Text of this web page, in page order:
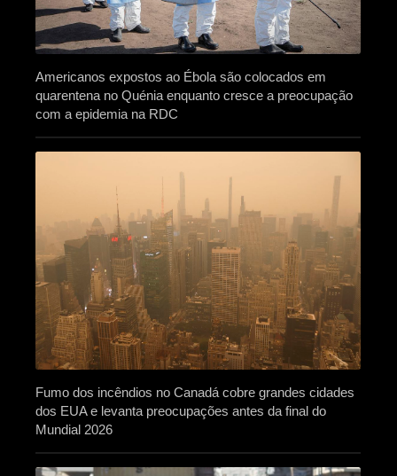
Americanos expostos ao Ébola são colocados em
quarentena no Quénia enquanto cresce a preocupação
com a epidemia na RDC
Fumo dos incêndios no Canadá cobre grandes cidades
dos EUA e levanta preocupações antes da final do
Mundial 2026